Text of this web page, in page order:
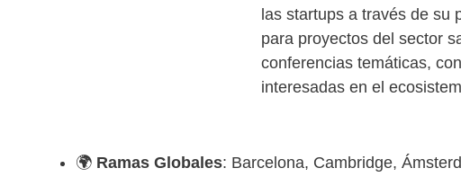
las startups a través de su
para proyectos del sector
conferencias temáticas,
interesadas en el
🌍 Ramas Globales: Barcelona, Cambridge,